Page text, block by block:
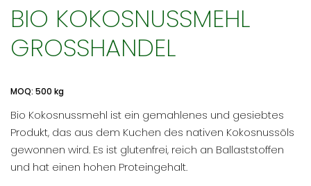
BIO KOKOSNUSSMEHL
GROSSHANDEL
MOQ: 500 kg
Bio Kokosnussmehl ist ein gemahlenes und gesiebtes
Produkt, das aus dem Kuchen des nativen Kokosnussöls
gewonnen wird. Es ist glutenfrei, reich an Ballaststoffen
und hat einen hohen Proteingehalt.